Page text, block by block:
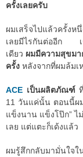
ครั้งเลยครับ
ผมเสร็จไปแล้วครั้งห
เลยมีไรกันต่ออีก เ
เดียว ผมมีความสุขมา
ครั้ง หลังจากที่ผมล้มเ
ACE เป็นผลิตภัณฑ์
11 วันแค่นั้น ตอนนี้ผม
แข็งนาน แข็งโป๊ก” ไ
เลย แต่แตะก็เด้งแล้ว
ผมรู้สึกกลับมามั่นใจใ